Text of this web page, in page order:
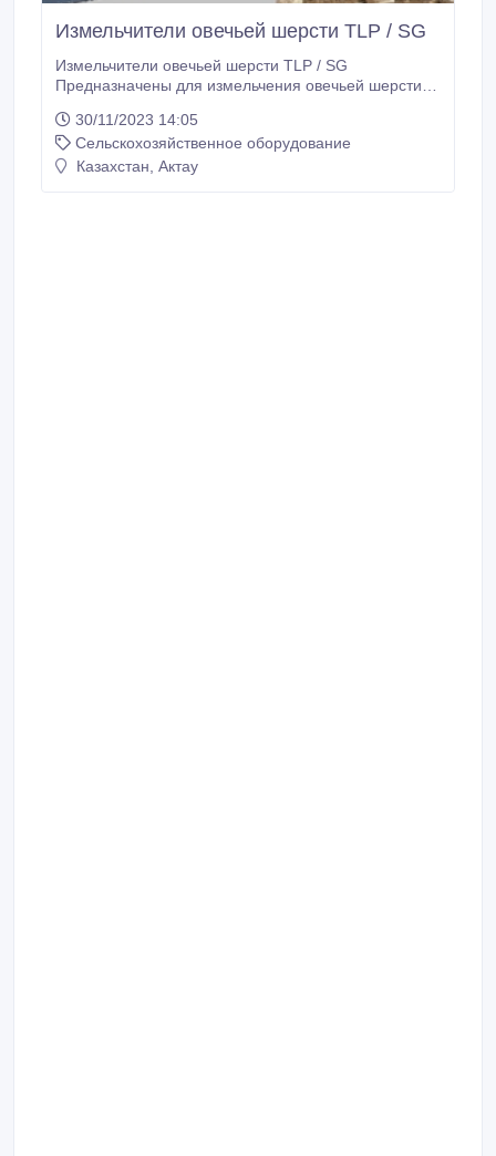
Измельчители овечьей шерсти TLP / SG
Измельчители овечьей шерсти TLP / SG
Предназначены для измельчения овечьей шерсти.
нашими грануляторами BN100/ BN400/BN600.
Сырье: овечья шерсть. Модель: TLP 2520 / TLP
3126 / SG 3048 / SG 3675/SG 50110.
30/11/2023 14:05
Сельскохозяйственное оборудование
Казахстан, Актау